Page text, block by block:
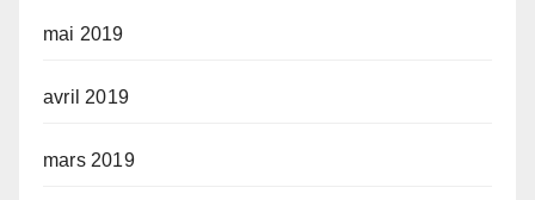
mai 2019
avril 2019
mars 2019